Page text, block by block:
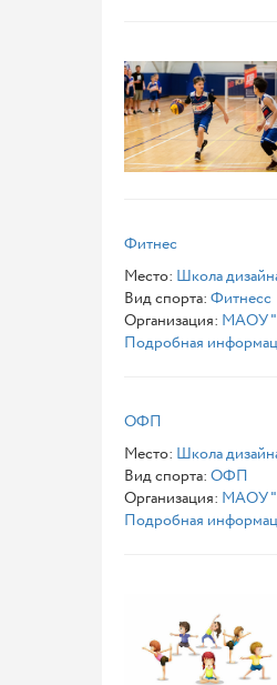
Фитнес
Место: Школа
Вид спорта: Фитнесс
Организация: МАОУ
Подробная
ОФП
Место: Школа
Вид спорта: ОФП
Организация: МАОУ
Подробная